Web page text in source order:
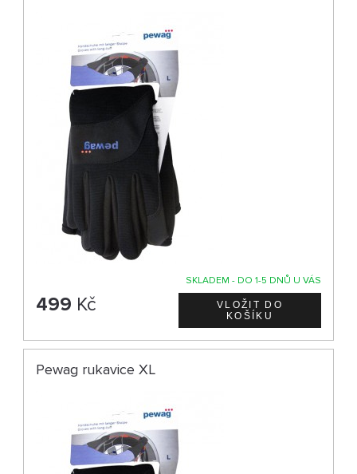
SKLADEM - DO 1-5 DNŮ U VÁS
499 Kč
Pewag rukavice XL